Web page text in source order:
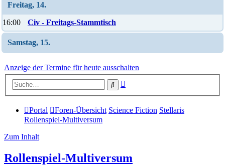
Freitag, 14.
16:00 Civ - Freitags-Stammtisch
Samstag, 15.
Anzeige der Termine für heute ausschalten
Suche
Portal Foren-Übersicht Science Fiction Stellaris
Rollenspiel-Multiversum
Zum Inhalt
Rollenspiel-Multiversum